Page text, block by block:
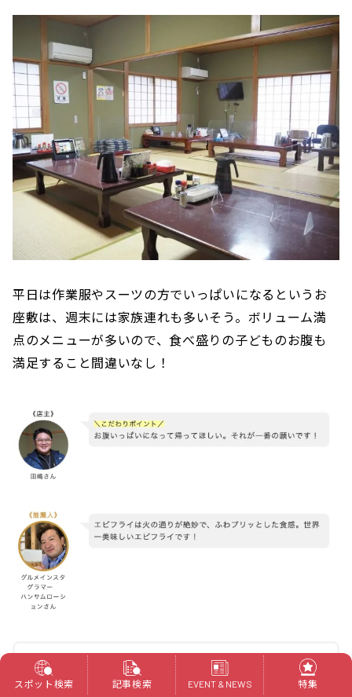
平日は作業服やスーツの方でいっぱいになるというお
座敷は、週末には家族連れも多いそう。ボリューム満
点のメニューが多いので、食べ盛りの子どものお腹も
満足すること間違いなし！
【田嶋屋】
住所 ：福井県大野市新庄19-19-1
スポット検索 記事検索 EVENT & NEWS 特集